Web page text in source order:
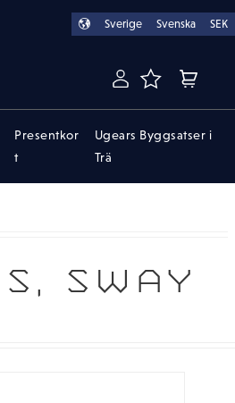
Sverige Svenska SEK
FAVORITER
Presentkor
t
Ugears Byggsatser i
Trä
SWAY